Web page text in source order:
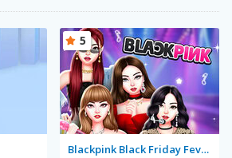
Blackpink Black Friday Fever
5